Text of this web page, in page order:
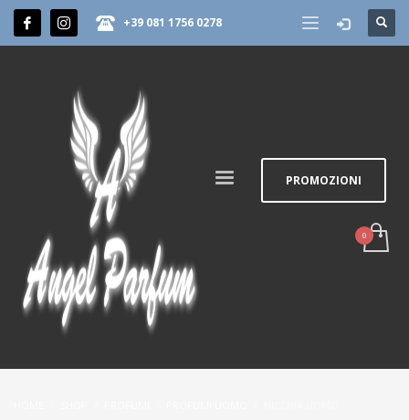
+39 081 1756 0278
PROMOZIONI